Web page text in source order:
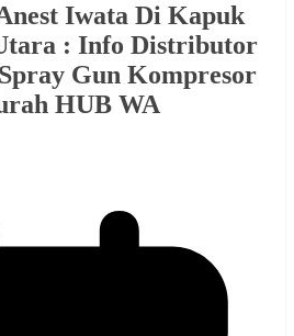
Iwata Di Kapuk
: Info Distributor
Gun Kompresor
HUB WA